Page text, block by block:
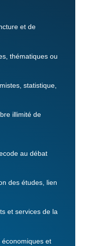
et de
thématiques ou
statistique,
illimité de
au débat
des études, lien
et services de la
et